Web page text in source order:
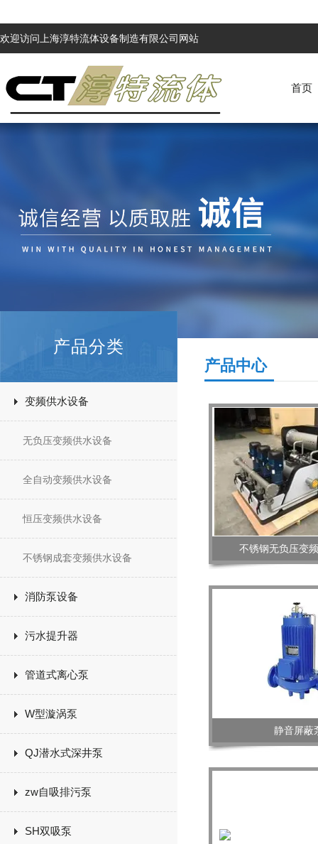
欢迎访问上海淳特流体设备制造有限公司网站
首页
产品分类
变频供水设备
无负压变频供水设备
全自动变频供水设备
恒压变频供水设备
不锈钢成套变频供水设备
消防泵设备
污水提升器
管道式离心泵
W型漩涡泵
QJ潜水式深井泵
zw自吸排污泵
SH双吸泵
产品中心
不锈钢无负压变
静音屏蔽